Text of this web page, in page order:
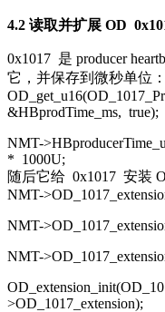
4.2 读取并扩展 OD
0x1017 是 producer
它，并保存到微秒单位：
&HBprodTime_ms, true);
NMT-
* 1000U;
随后它给 0x1017 安装
NMT-
NMT-
NMT-
>OD_1017_extension);